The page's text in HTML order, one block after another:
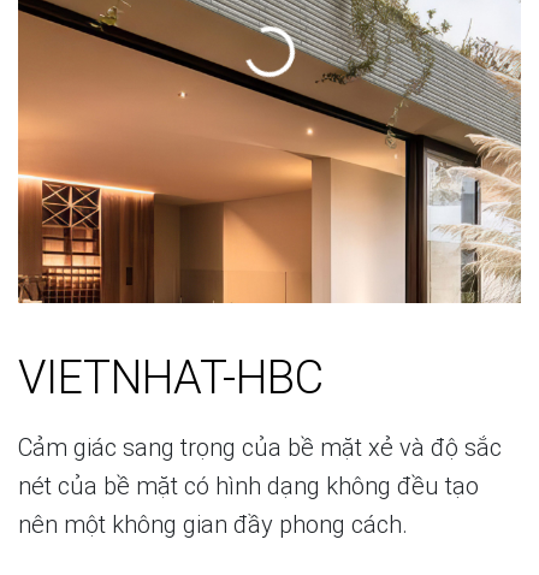
VIETNHAT-HBC
Cảm giác sang trọng của bề mặt xẻ và độ sắc
nét của bề mặt có hình dạng không đều tạo
nên một không gian đầy phong cách.